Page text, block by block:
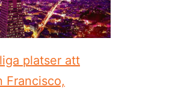
platser att
Francisco,